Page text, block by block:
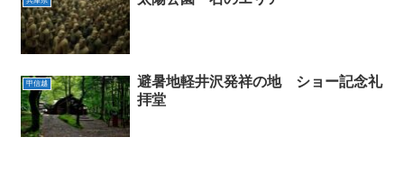
甲信越
避暑地軽井沢発祥の地 ショー記念礼
拝堂